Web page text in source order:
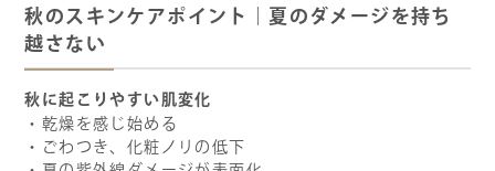
秋のスキンケアポイント｜夏のダメージを持ち
越さない
秋に起こりやすい肌変化
・乾燥を感じ始める
・ごわつき、化粧ノリの低下